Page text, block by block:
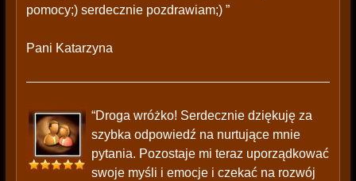
pomocy;) serdecznie pozdrawiam;) ”
Pani Katarzyna
“Droga wróżko! Serdecznie dziękuję za
szybka odpowiedź na nurtujące mnie
pytania. Pozostaje mi teraz uporządkować
swoje myśli i emocje i czekać na rozwój